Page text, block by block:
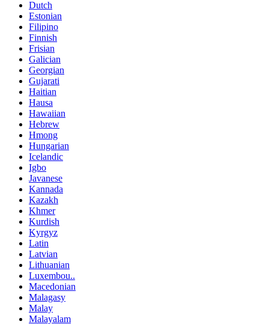
Dutch
Estonian
Filipino
Finnish
Frisian
Galician
Georgian
Gujarati
Haitian
Hausa
Hawaiian
Hebrew
Hmong
Hungarian
Icelandic
Igbo
Javanese
Kannada
Kazakh
Khmer
Kurdish
Kyrgyz
Latin
Latvian
Lithuanian
Luxembou..
Macedonian
Malagasy
Malay
Malayalam